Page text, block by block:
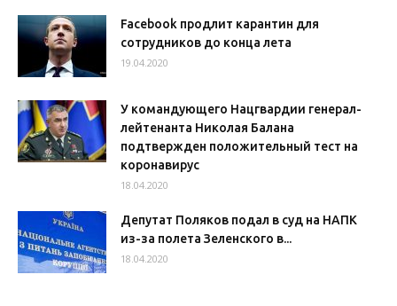
Facebook продлит карантин для
сотрудников до конца лета
19.04.2020
У командующего Нацгвардии генерал-
лейтенанта Николая Балана
подтвержден положительный тест на
коронавирус
18.04.2020
Депутат Поляков подал в суд на НАПК
из-за полета Зеленского в...
18.04.2020